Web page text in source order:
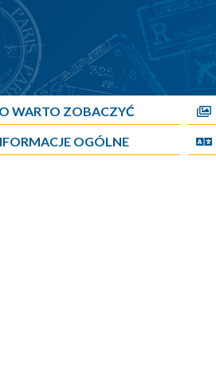
WARTO ZOBACZYĆ
OGÓLNE